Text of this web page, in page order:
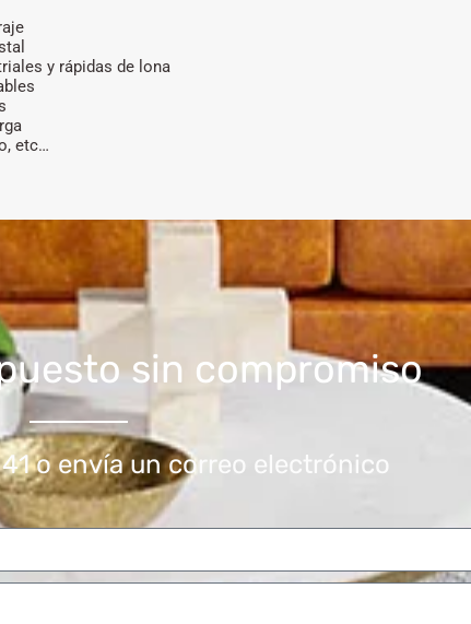
y rápidas de lona
etc…
sin compromiso
o envía un correo electrónico